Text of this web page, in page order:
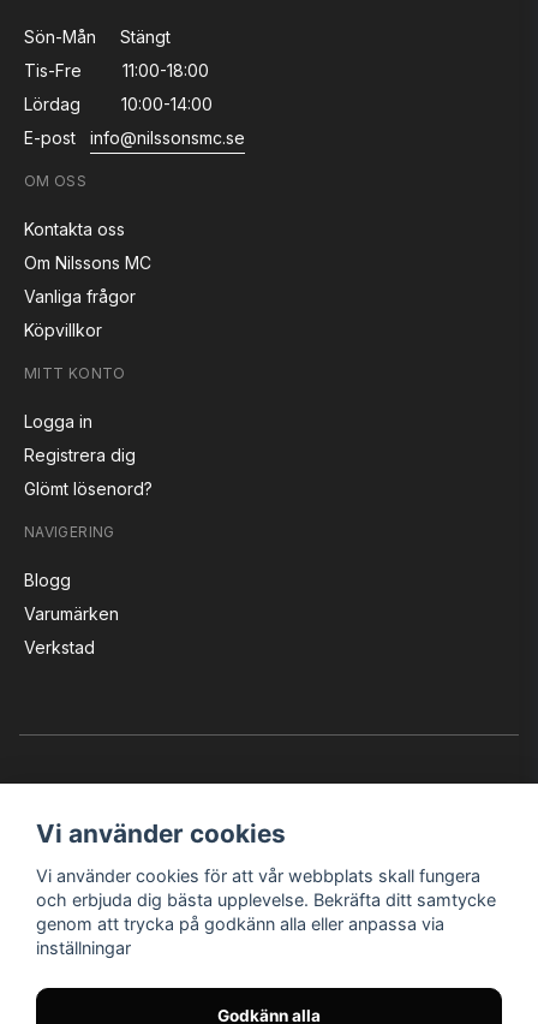
Sön-Mån
Stängt
Tis-Fre
11:00-18:00
Lördag
10:00-14:00
E-post
info@nilssonsmc.se
OM OSS
Kontakta oss
Om Nilssons MC
Vanliga frågor
Köpvillkor
MITT KONTO
Logga in
Registrera dig
Glömt lösenord?
NAVIGERING
Blogg
Varumärken
Verkstad
© Nilssons MC - Allt för dig & din MC
Instagram Facebook YouTube
Vi använder cookies
Vi använder cookies för att vår webbplats skall fungera
och erbjuda dig bästa upplevelse. Bekräfta ditt samtycke
genom att trycka på godkänn alla eller anpassa via
inställningar
Godkänn alla